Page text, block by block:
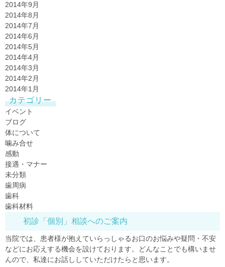
2014年9月
2014年8月
2014年7月
2014年6月
2014年5月
2014年4月
2014年3月
2014年2月
2014年1月
カテゴリー
イベント
ブログ
体について
噛み合せ
感動
接遇・マナー
未分類
歯周病
歯科
歯科材料
初診「個別」相談へのご案内
当院では、患者様が抱えていらっしゃるお口のお悩みや疑問・不安
などにお応えする機会を設けております。どんなことでも構いませ
んので、私達にお話ししていただけたらと思います。